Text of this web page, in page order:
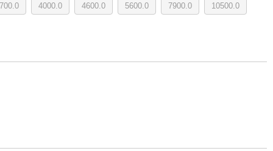
4000.0 4600.0 5600.0 7900.0 10500.0